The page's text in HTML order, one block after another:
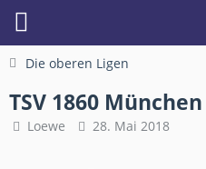
Die oberen Ligen
TSV 1860 München
Loewe 28. Mai 2018